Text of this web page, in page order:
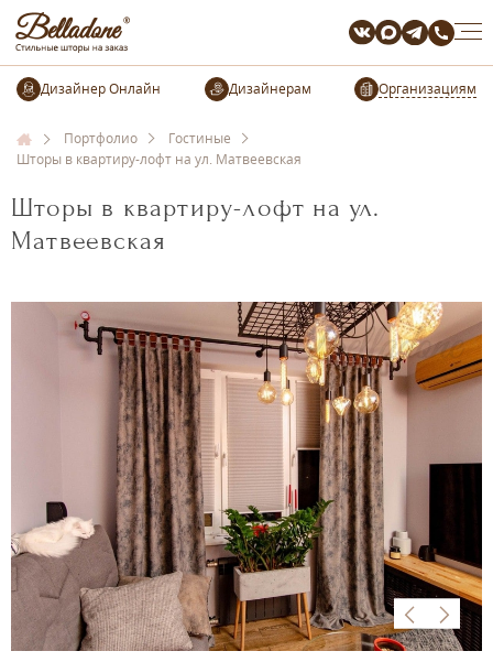
Организациям
Портфолио
Гостиные
Шторы в квартиру-лофт на ул. Матвеевская
Шторы в квартиру-лофт на ул.
Матвеевская